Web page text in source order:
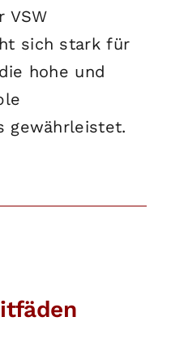
VSW
sich stark für
hohe und
gewährleistet.